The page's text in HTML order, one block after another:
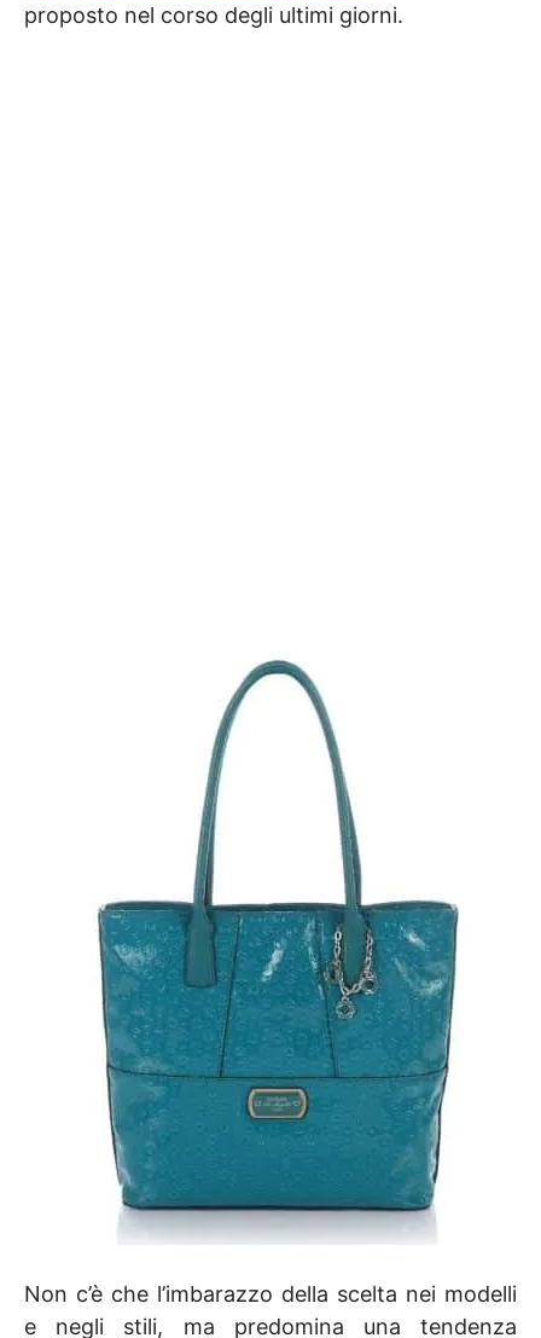
proposto nel corso degli ultimi giorni.
Non c’è che l’imbarazzo della scelta nei modelli
e negli stili, ma predomina una tendenza